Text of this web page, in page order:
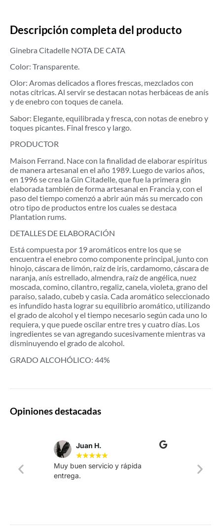
Descripción completa del producto
Ginebra Citadelle NOTA DE CATA
Color: Transparente.
Olor: Aromas delicados a flores frescas, mezclados con
notas cítricas. Al servir se destacan notas herbáceas de anís
y de enebro con toques de canela.
Sabor: Elegante, equilibrada y fresca, con notas de enebro y
toques picantes. Final fresco y largo.
PRODUCTOR
Maison Ferrand. Nace con la finalidad de elaborar espíritus
de manera artesanal en el año 1989. Luego de varios años,
en 1996 se crea la Gin Citadelle, que fue la primera gin
elaborada también de forma artesanal en Francia y, con el
paso del tiempo comenzó a abrir aún más su mercado con
otro tipo de productos entre los cuales se destaca
Plantation rums.
DETALLES DE ELABORACIÓN
Está compuesta por 19 aromáticos entre los que se
encuentra el enebro como componente principal, junto con
hinojo, cáscara de limón, raíz de iris, cardamomo, cáscara de
naranja, anís estrellado, almendra, raíz de angélica, nuez
moscada, comino, cilantro, regaliz, canela, violeta, grano del
paraíso, salado, cubeb y casia. Cada aromático seleccionado
es infundido hasta lograr su equilibrio aromático, utilizando
el grado de alcohol y el tiempo necesario según cada uno lo
requiera, y que puede oscilar entre tres y cuatro días. Los
ingredientes se van agregando sucesivamente mientras va
disminuyendo el grado de alcohol.
GRADO ALCOHÓLICO: 44%
Opiniones destacadas
Juan H.
★★★★★
Muy buen servicio y rápida
entrega.
La